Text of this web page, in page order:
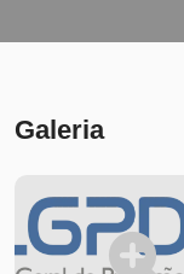
Galeria